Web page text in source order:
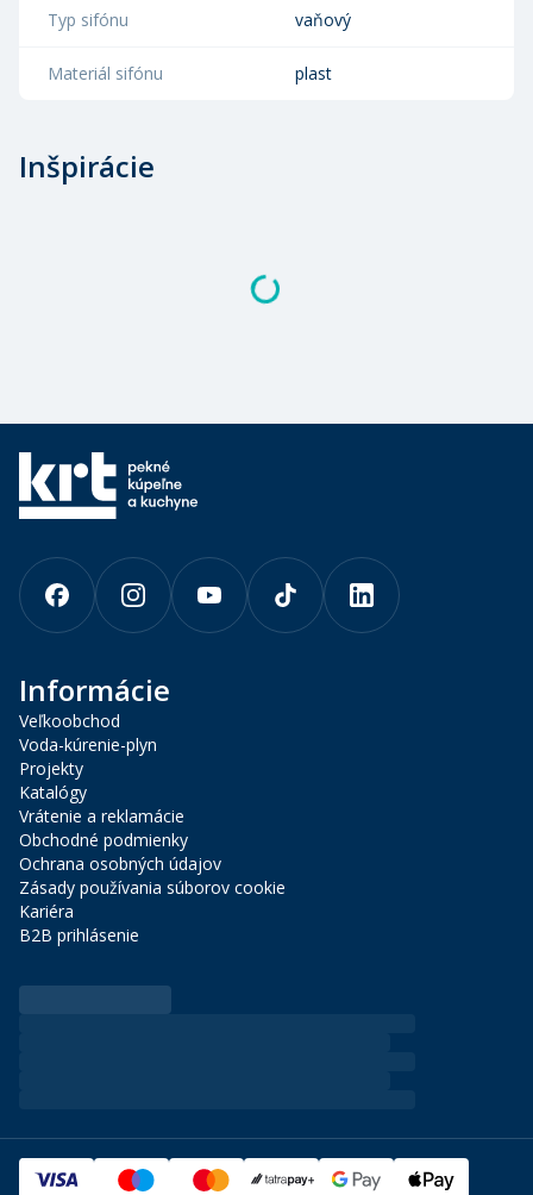
Typ sifónu vaňový
Materiál sifónu plast
Inšpirácie
Informácie
Veľkoobchod
Voda-kúrenie-plyn
Projekty
Katalógy
Vrátenie a reklamácie
Obchodné podmienky
Ochrana osobných údajov
Zásady používania súborov cookie
Kariéra
B2B prihlásenie